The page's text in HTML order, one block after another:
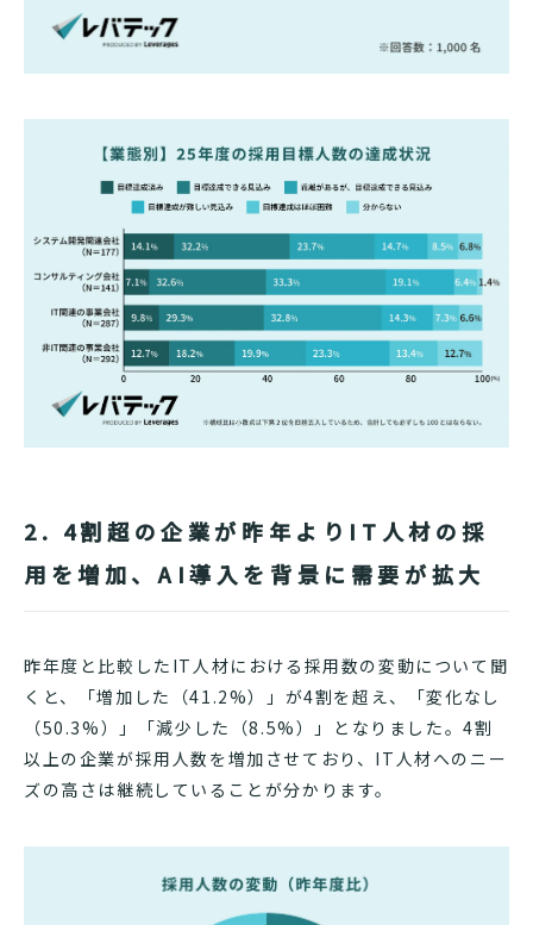
2. 4割超の企業が昨年よりIT人材の採
用を増加、AI導入を背景に需要が拡大
昨年度と比較したIT人材における採用数の変動について聞
くと、「増加した（41.2%）」が4割を超え、「変化なし
（50.3%）」「減少した（8.5%）」となりました。4割
以上の企業が採用人数を増加させており、IT人材へのニー
ズの高さは継続していることが分かります。